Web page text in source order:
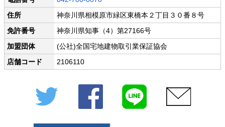
住所
神奈川県相模原市緑区東橋本２丁目３０番８号
免許番号
神奈川県知事（4）第27166号
加盟団体
(公社)全国宅地建物取引業保証協会
店舗コード
2106110
Twitter Facebook